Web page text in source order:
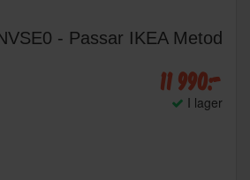
- Passar IKEA Metod
11 990:-
I lager